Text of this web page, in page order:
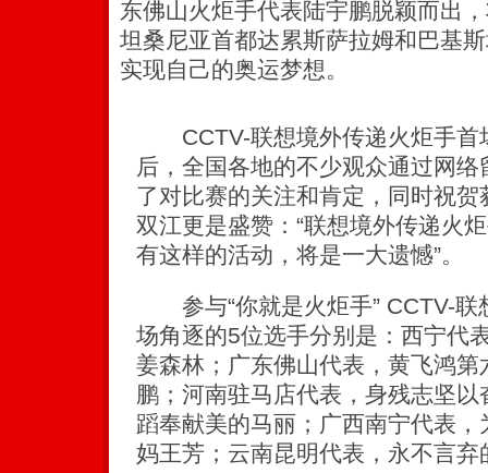
东佛山火炬手代表陆宇鹏脱颖而出
坦桑尼亚首都达累斯萨拉姆和巴基
实现自己的奥运梦想。
CCTV-联想境外传递火炬手首
后，全国各地的不少观众通过网
了对比赛的关注和肯定，同时祝
双江更是盛赞：“联想境外传递火
有这样的活动，将是一大遗憾”。
参与“你就是火炬手” CCTV-联
场角逐的5位选手分别是：西宁代
姜森林；广东佛山代表，黄飞鸿
鹏；河南驻马店代表，身残志坚
蹈奉献美的马丽；广西南宁代表，
妈王芳；云南昆明代表，永不言